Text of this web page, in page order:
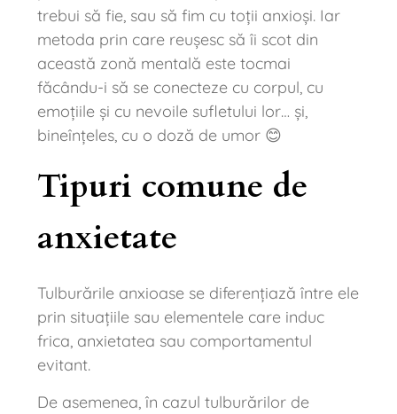
trebui să fie, sau să fim cu toții anxioși. Iar
metoda prin care reușesc să îi scot din
această zonă mentală este tocmai
făcându-i să se conecteze cu corpul, cu
emoțiile și cu nevoile sufletului lor… și,
bineînțeles, cu o doză de umor 😊
Tipuri comune de
anxietate
Tulburările anxioase se diferențiază între ele
prin situațiile sau elementele care induc
frica, anxietatea sau comportamentul
evitant.
De asemenea, în cazul tulburărilor de